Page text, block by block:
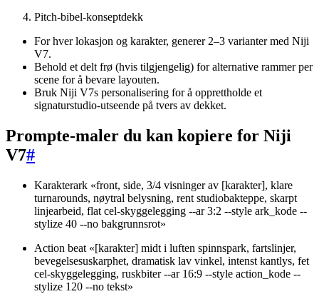
Pitch-bibel-konseptdekk
For hver lokasjon og karakter, generer 2–3 varianter med Niji
V7.
Behold et delt frø (hvis tilgjengelig) for alternative rammer per
scene for å bevare layouten.
Bruk Niji V7s personalisering for å opprettholde et
signaturstudio-utseende på tvers av dekket.
Prompte-maler du kan kopiere for Niji
V7#
Karakterark «front, side, 3/4 visninger av [karakter], klare
turnarounds, nøytral belysning, rent studiobakteppe, skarpt
linjearbeid, flat cel-skyggelegging --ar 3:2 --style ark_kode --
stylize 40 --no bakgrunnsrot»
Action beat «[karakter] midt i luften spinnspark, fartslinjer,
bevegelsesuskarphet, dramatisk lav vinkel, intenst kantlys, fet
cel-skyggelegging, ruskbiter --ar 16:9 --style action_kode --
stylize 120 --no tekst»